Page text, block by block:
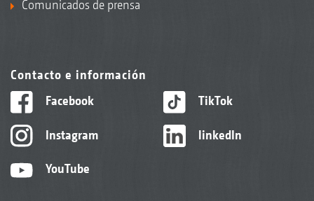
Comunicados de prensa
Contacto e información
Facebook
Instagram
YouTube
TikTok
linkedIn